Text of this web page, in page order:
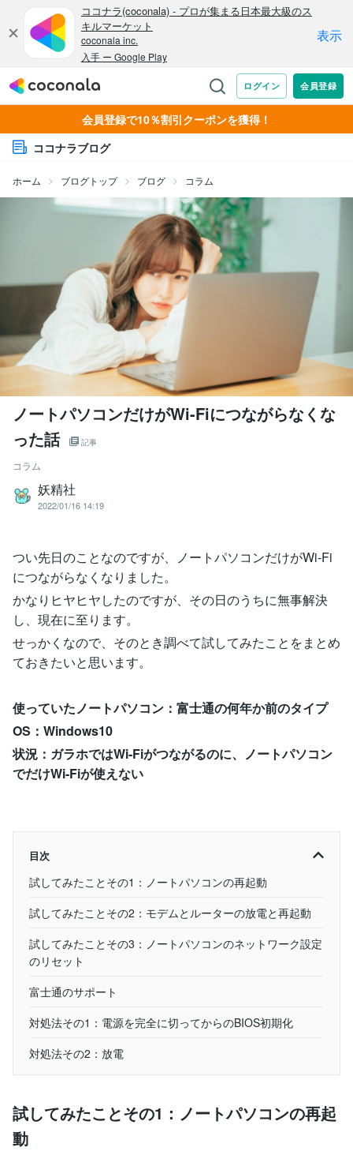
会員登録で10％割引クーポンを獲得！
ココナラブログ
ホーム ブログトップ ブログ コラム
ノートパソコンだけがWi-Fiにつながらなくな
った話
記事
コラム
妖精社
2022/01/16 14:19
つい先日のことなのですが、ノートパソコンだけがWi-Fi
につながらなくなりました。
かなりヒヤヒヤしたのですが、その日のうちに無事解決
し、現在に至ります。
せっかくなので、そのとき調べて試してみたことをまとめ
ておきたいと思います。
使っていたノートパソコン：富士通の何年か前のタイプ
OS：Windows10
状況：ガラホではWi-Fiがつながるのに、ノートパソコン
でだけWi-Fiが使えない
目次
試してみたことその1：ノートパソコンの再起動
試してみたことその2：モデムとルーターの放電と再起動
試してみたことその3：ノートパソコンのネットワーク設定
のリセット
富士通のサポート
対処法その1：電源を完全に切ってからのBIOS初期化
対処法その2：放電
試してみたことその1：ノートパソコンの再起
動